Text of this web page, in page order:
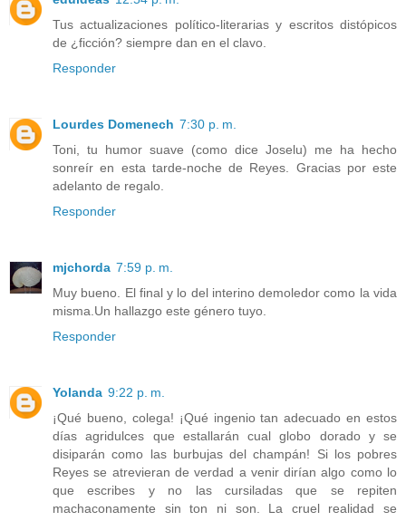
Tus actualizaciones político-literarias y escritos distópicos
de ¿ficción? siempre dan en el clavo.
Responder
Lourdes Domenech 7:30 p. m.
Toni, tu humor suave (como dice Joselu) me ha hecho
sonreír en esta tarde-noche de Reyes. Gracias por este
adelanto de regalo.
Responder
mjchorda 7:59 p. m.
Muy bueno. El final y lo del interino demoledor como la vida
misma.Un hallazgo este género tuyo.
Responder
Yolanda 9:22 p. m.
¡Qué bueno, colega! ¡Qué ingenio tan adecuado en estos
días agridulces que estallarán cual globo dorado y se
disiparán como las burbujas del champán! Si los pobres
Reyes se atrevieran de verdad a venir dirían algo como lo
que escribes y no las cursiladas que se repiten
machaconamente sin ton ni son. La cruel realidad se